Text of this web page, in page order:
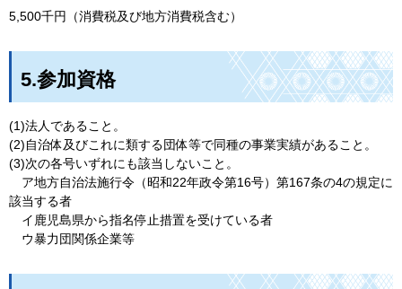
5,500千円（消費税及び地方消費税含む）
5.参加資格
(1)法人であること。
(2)自治体及びこれに類する団体等で同種の事業実績があること。
(3)次の各号いずれにも該当しないこと。
ア地方自治法施行令（昭和22年政令第16号）第167条の4の規定に
該当する者
イ 鹿児島県から指名停止措置を受けている者
ウ暴力団関係企業等